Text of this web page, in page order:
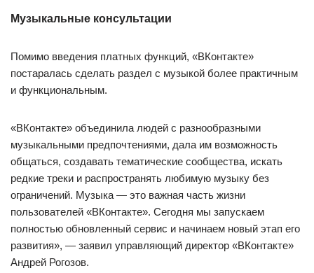
Музыкальные консультации
Помимо введения платных функций, «ВКонтакте»
постаралась сделать раздел с музыкой более практичным
и функциональным.
«ВКонтакте» объединила людей с разнообразными
музыкальными предпочтениями, дала им возможность
общаться, создавать тематические сообщества, искать
редкие треки и распространять любимую музыку без
ограничений. Музыка — это важная часть жизни
пользователей «ВКонтакте». Сегодня мы запускаем
полностью обновленный сервис и начинаем новый этап его
развития», — заявил управляющий директор «ВКонтакте»
Андрей Рогозов.